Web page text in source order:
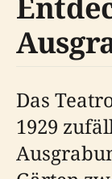
Das
1929